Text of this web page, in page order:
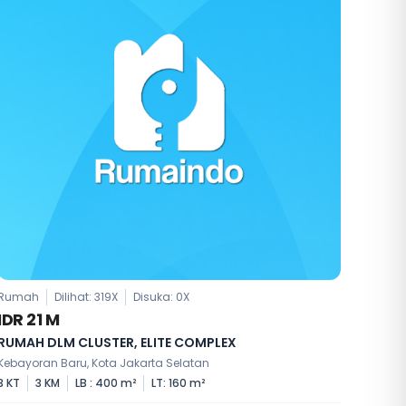
Dilihat: 319X Disuka: 0X
21 M
DLM CLUSTER, ELITE COMPLEX
Baru, Kota Jakarta Selatan
KT
3 KM LB : 400 m² LT: 160 m²